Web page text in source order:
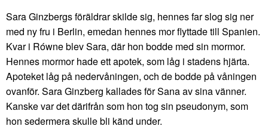
Sara Ginzbergs föräldrar skilde sig, hennes far slog sig ner
med ny fru i Berlin, emedan hennes mor flyttade till Spanien.
Kvar i Równe blev Sara, där hon bodde med sin mormor.
Hennes mormor hade ett apotek, som låg i stadens hjärta.
Apoteket låg på nedervåningen, och de bodde på våningen
ovanför. Sara Ginzberg kallades för Sana av sina vänner.
Kanske var det därifrån som hon tog sin pseudonym, som
hon sedermera skulle bli känd under.